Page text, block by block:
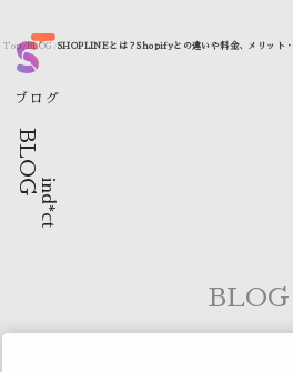
ブログ
BLOG
ind*ct
Top/BLOG /SHOPLINEとは？Shopifyとの違いや料金、メリット
BLOG